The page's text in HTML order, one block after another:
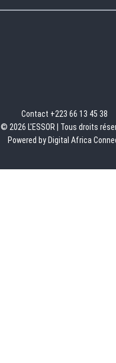
Contact +223 66 13 45 38
© 2026 L'ESSOR | Tous droits
Powered by Digital Africa